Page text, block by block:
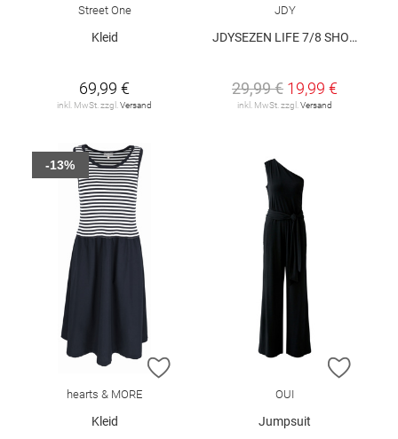
Street One
Kleid
69,99 €
inkl. MwSt. zzgl.Versand
JDY
JDYSEZEN LIFE 7/8 SHORT DRESS WVN DIA
29,99 € 19,99 €
inkl. MwSt. zzgl.Versand
ZUR WUNSCHLISTE HINZUFÜGEN
hearts & MORE
Kleid
-13%
ZUR
OUI
Jumpsuit